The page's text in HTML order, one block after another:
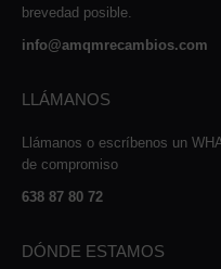
brevedad posible.
info@amqmrecambios.com
LLÁMANOS
Llámanos o escríbenos un
de compromiso
638 87 80 72
DÓNDE ESTAMOS